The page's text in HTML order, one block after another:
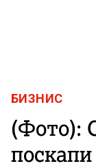
БИЗНИС
(Фото):